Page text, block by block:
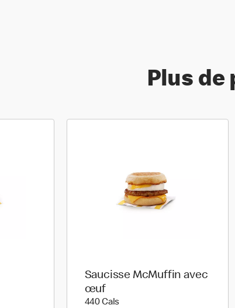
Plus
Saucisse McMuffin avec
œuf
440 Cals440 calories